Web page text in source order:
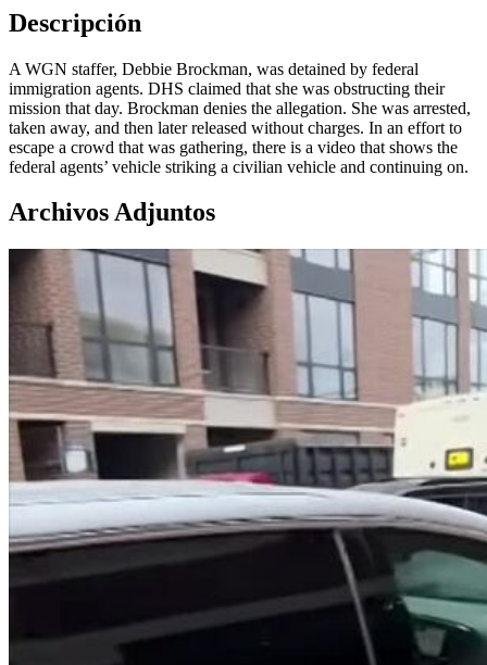
Descripción
A WGN staffer, Debbie Brockman, was detained by federal
immigration agents. DHS claimed that she was obstructing their
mission that day. Brockman denies the allegation. She was arrested,
taken away, and then later released without charges. In an effort to
escape a crowd that was gathering, there is a video that shows the
federal agents’ vehicle striking a civilian vehicle and continuing on.
Archivos Adjuntos